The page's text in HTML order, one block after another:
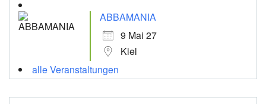
ABBAMANIA
9 Mai 27
Kiel
alle Veranstaltungen